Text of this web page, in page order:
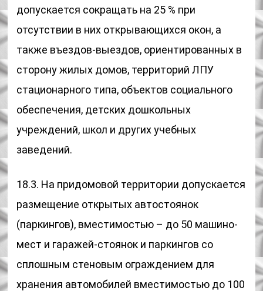
допускается сокращать на 25 % при
отсутствии в них открывающихся окон, а
также въездов-выездов, ориентированных в
сторону жилых домов, территорий ЛПУ
стационарного типа, объектов социального
обеспечения, детских дошкольных
учреждений, школ и других учебных
заведений.
18.3. На придомовой территории допускается
размещение открытых автостоянок
(паркингов), вместимостью – до 50 машино-
мест и гаражей-стоянок и паркингов со
сплошным стеновым ограждением для
хранения автомобилей вместимостью до 100